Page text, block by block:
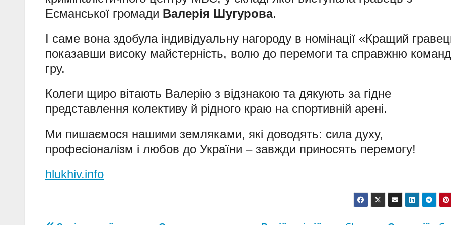
Есманської громади Валерія Шугурова.
І саме вона здобула індивідуальну нагороду в номінації «Кращий
показавши високу майстерність, волю до перемоги та справжню
гру.
Колеги щиро вітають Валерію з відзнакою та дякують за гідне
представлення колективу й рідного краю на спортивній арені.
Ми пишаємося нашими земляками, які доводять: сила духу,
професіоналізм і любов до України – завжди приносять перемогу!
hlukhiv.info